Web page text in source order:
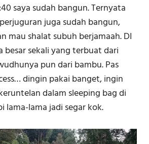
saya sudah bangun. Ternyata
juga sudah bangun,
mau shalat subuh berjamaah. DI
besar sekali yang terbuat dari
pun dari bambu. Pas
dingin pakai banget, ingin
dalam sleeping bag di
lama-lama jadi segar kok.